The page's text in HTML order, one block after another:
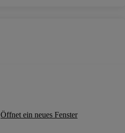
Öffnet ein neues Fenster